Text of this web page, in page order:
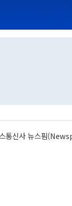
통신사 뉴스핌